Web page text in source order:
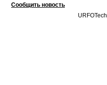
Сообщить новость